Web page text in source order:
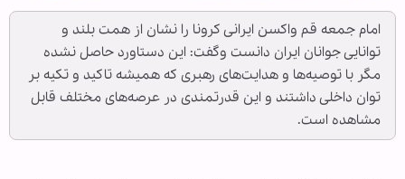
امام جمعه قم واکسن ایرانی کرونا را نشان از همت بلند و
توانایی جوانان ایران دانست وگفت: این دستاورد حاصل نشده
مگر با توصیه‌ها و هدایت‌های رهبری که همیشه تاکید و تکیه بر
توان داخلی داشتند و این قدرتمندی در عرصه‌های مختلف قابل
مشاهده است.